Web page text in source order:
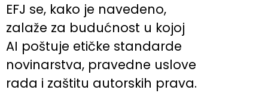
EFJ se, kako je navedeno,
zalaže za budućnost u kojoj
AI poštuje etičke standarde
novinarstva, pravedne uslove
rada i zaštitu autorskih prava.